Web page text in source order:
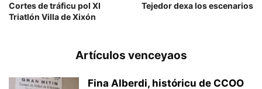
Cortes de tráficu pol XI
Triatlón Villa de Xixón
Tejedor dexa los escenarios
Artículos venceyaos
Fina Alberdi, históricu de CCOO